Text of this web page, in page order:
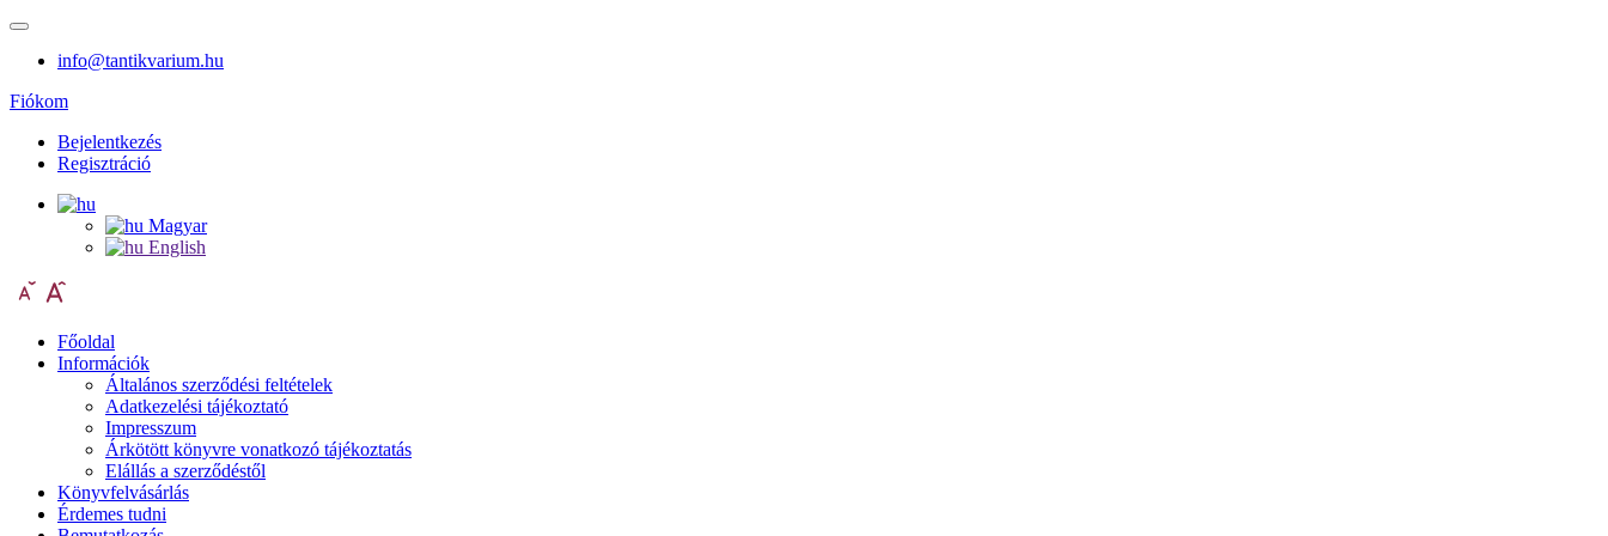
info@tantikvarium.hu
Fiókom
Bejelentkezés
Regisztráció
Magyar
English
Főoldal
Információk
Általános szerződési feltételek
Adatkezelési tájékoztató
Impresszum
Árkötött könyvre vonatkozó tájékoztatás
Elállás a szerződéstől
Könyvfelvásárlás
Érdemes tudni